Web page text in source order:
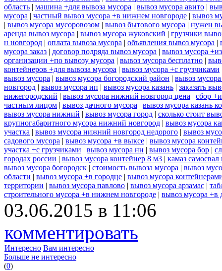
область | машина +для вывоза мусора | вывоз мусора авито |
мусора | частный вывоз мусора +в нижнем новгороде | вывоз
| вывоз мусора мусоровозом | вывоз бытового мусора | нужен
аренда вывоз мусора | вывоз мусора жуковский | грузчики
н новгород | оплата вывоза мусора | объявления вывоз мусора |
мусора заказ | договор подряда вывоз мусора | вывоз мусора
организации +по вывозу мусора | вывоз мусора бесплатно |
контейнеров +для вывоза мусора | вывоз мусора +с грузчиками
вывоз мусора | вывоз мусора богородский район | вывоз
новгород | вывоз мусора ип | вывоз мусора казань | заказать
нижегородский | вывоз мусора нижний новгород цена | сбор
частным лицом | вывоз дачного мусора | вывоз мусора казань
вывоз мусора нижний | вывоз мусора город | сколько стоит
крупногабаритного мусора нижний новгород | вывоз мусора
участка | вывоз мусора нижний новгород недорого | вывоз
садового мусора | вывоз мусора +в выксе | вывоз мусора
участка +с грузчиками | вывоз мусора нн | вывоз мусора бор |
городах россии | вывоз мусора контейнер 8 м3 | камаз
вывоз мусора богородск | стоимость вывоза мусора | вывоз
области | вывоз мусора +в городце | вывоз мусора
территории | вывоз мусора павлово | вывоз мусора арзамас |
строительного мусора +в нижнем новгороде | вывоз мусора +в
03.06.2015 в 11:06
комментировать
Интересно Вам интересно
Больше не интересно
(0)